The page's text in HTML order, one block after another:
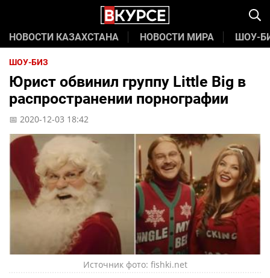
НОВОСТИ КАЗАХСТАНА НОВОСТИ МИРА ШОУ-
ШОУ-БИЗ
Юрист обвинил группу Little Big в
распространении порнографии
📅 2020-12-03 18:42
Источник фото: fishki.net